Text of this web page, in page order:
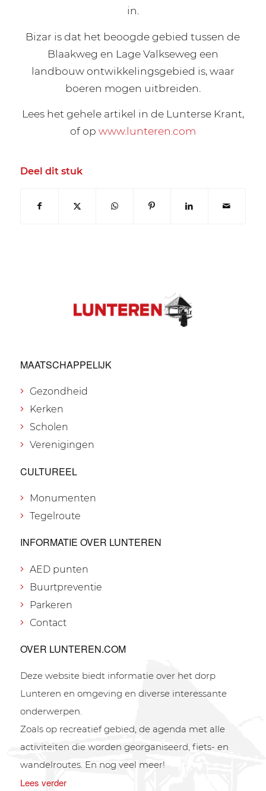
in.
Bizar is dat het beoogde gebied tussen de
Blaakweg en Lage Valkseweg een
landbouw ontwikkelingsgebied is, waar
boeren mogen uitbreiden.
Lees het gehele artikel in de Lunterse Krant,
of op www.lunteren.com
Deel dit stuk
MAATSCHAPPELIJK
Gezondheid
Kerken
Scholen
Verenigingen
CULTUREEL
Monumenten
Tegelroute
INFORMATIE OVER LUNTEREN
AED punten
Buurtpreventie
Parkeren
Contact
OVER LUNTEREN.COM
Deze website biedt informatie over het dorp
Lunteren en omgeving en diverse interessante
onderwerpen.
Zoals op recreatief gebied, de agenda met alle
activiteiten die worden georganiseerd, fiets- en
wandelroutes. En nog veel meer!
Lees verder